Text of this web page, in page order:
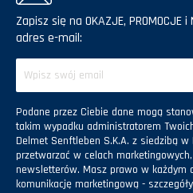
Zapisz się na OKAZJE,
adres e-mail:
Podane przez Ciebie dane mogą
takim wypadku administratorem
Delmet Senftleben S.K.A. z siedzibą
przetwarzać w celach
newsletterów. Masz prawo w każdym
komunikację marketingową -